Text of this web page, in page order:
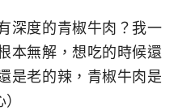
深度的青椒牛肉？我一
本無解，想吃的時候還
是老的辣，青椒牛肉是